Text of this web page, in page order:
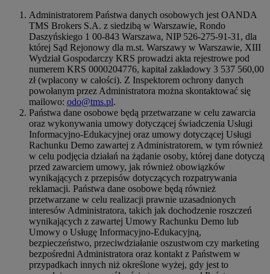
Administratorem Państwa danych osobowych jest OANDA
TMS Brokers S.A. z siedzibą w Warszawie, Rondo
Daszyńskiego 1 00-843 Warszawa, NIP 526-275-91-31, dla
której Sąd Rejonowy dla m.st. Warszawy w Warszawie, XIII
Wydział Gospodarczy KRS prowadzi akta rejestrowe pod
numerem KRS 0000204776, kapitał zakładowy 3 537 560,00
zł (wpłacony w całości). Z Inspektorem ochrony danych
powołanym przez Administratora można skontaktować się
mailowo: odo@tms.pl.
Państwa dane osobowe będą przetwarzane w celu zawarcia
oraz wykonywania umowy dotyczącej świadczenia Usługi
Informacyjno-Edukacyjnej oraz umowy dotyczącej Usługi
Rachunku Demo zawartej z Administratorem, w tym również
w celu podjęcia działań na żądanie osoby, której dane dotyczą
przed zawarciem umowy, jak również obowiązków
wynikających z przepisów dotyczących rozpatrywania
reklamacji. Państwa dane osobowe będą również
przetwarzane w celu realizacji prawnie uzasadnionych
interesów Administratora, takich jak dochodzenie roszczeń
wynikających z zawartej Umowy Rachunku Demo lub
Umowy o Usługę Informacyjno-Edukacyjną,
bezpieczeństwo, przeciwdziałanie oszustwom czy marketing
bezpośredni Administratora oraz kontakt z Państwem w
przypadkach innych niż określone wyżej, gdy jest to